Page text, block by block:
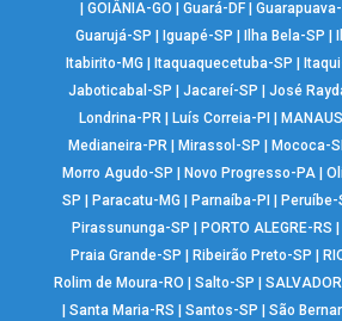
| GOIÂNIA-GO | Guará-DF|
Guarujá-SP | Iguapé-SP | Ilha Bela-SP |
Itabirito-MG | Itaquaquecetuba-SP |
Jaboticabal-SP | Jacareí-SP | José
Londrina-PR | Luís Correia-PI |
Medianeira-PR |Mirassol-SP |Mococa-
Morro Agudo-SP |Novo Progresso-PA |
SP |Paracatu-MG |Parnaíba-PI |Peruíbe-
Pirassununga-SP |PORTO ALEGRE-RS
Praia Grande-SP |Ribeirão Preto-SP |
Rolim de Moura-RO | Salto-SP |
|Santa Maria-RS |Santos-SP |São